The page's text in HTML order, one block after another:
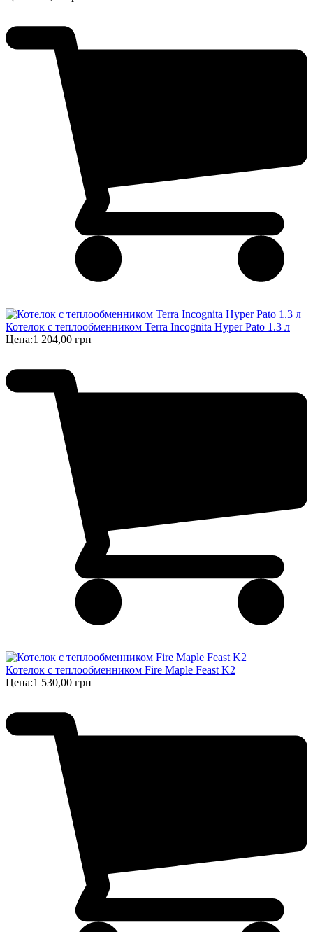
Котелок с теплообменником Terra Incognita Hyper Pato 1.3 л
Цена:1 204,00 грн
Котелок с теплообменником Fire Maple Feast K2
Цена:1 530,00 грн